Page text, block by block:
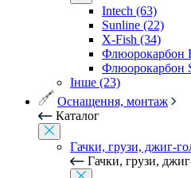
Intech (63)
Sunline (22)
X-Fish (34)
Флюорокарбон
Флюорокарбон
Інше (23)
Оснащення, монтаж
Каталог
Гачки, грузи, джиг-
Гачки, грузи,